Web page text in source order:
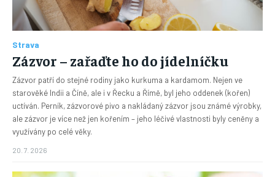
Strava
Zázvor – zařaďte ho do jídelníčku
Zázvor patří do stejné rodiny jako kurkuma a kardamom. Nejen ve
starověké Indii a Číně, ale i v Řecku a Římě, byl jeho oddenek (kořen)
uctíván. Perník, zázvorové pivo a nakládaný zázvor jsou známé výrobky,
ale zázvor je více než jen kořením – jeho léčivé vlastnosti byly ceněny a
využívány po celé věky.
20. 7. 2026